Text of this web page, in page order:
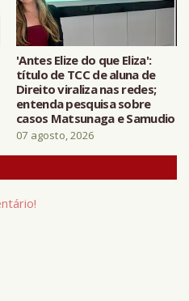
'Antes Elize do que Eliza':
título de TCC de aluna de
Direito viraliza nas redes;
entenda pesquisa sobre
casos Matsunaga e Samudio
07 agosto, 2026